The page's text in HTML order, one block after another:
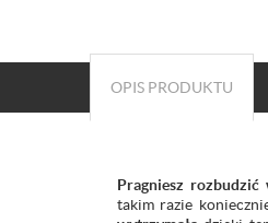
OPIS PRODUKTU
Pragniesz
takim razie